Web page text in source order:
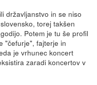
državljanstvo in se niso
torej takšen
Potem je tu še profil
"čefurje", fajterje in
je vrhunec koncert
zaradi koncertov v